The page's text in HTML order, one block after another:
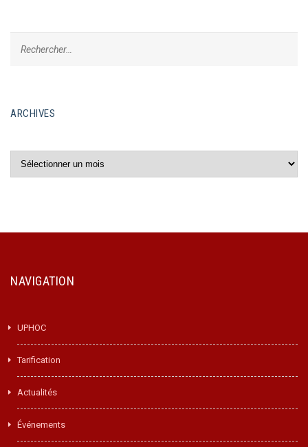
ARCHIVES
NAVIGATION
UPHOC
Tarification
Actualités
Événements